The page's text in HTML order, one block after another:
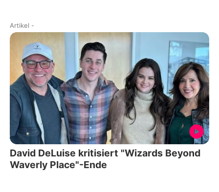
Artikel -
David DeLuise kritisiert "Wizards Beyond
Waverly Place"-Ende